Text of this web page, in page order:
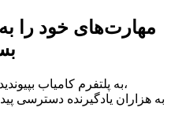
مهارت‌های خود را
به پلتفرم کامیاب بپیوندید، تخصص خود را به اشتراک بگذارید،
به هزاران یادگیرنده دسترسی